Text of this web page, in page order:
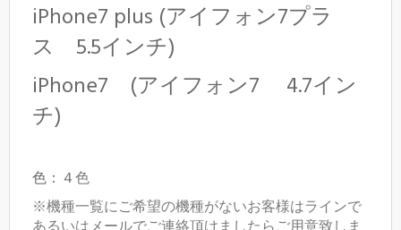
iPhone7 plus (アイフォン7プラ
ス 5.5インチ)
iPhone7 (アイフォン7 4.7イン
チ)
色：４色
※機種一覧にご希望の機種がないお客様はラインで
あるいはメールでご連絡頂けましたらご用意致しま